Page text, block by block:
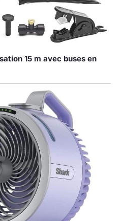
15 m avec buses en